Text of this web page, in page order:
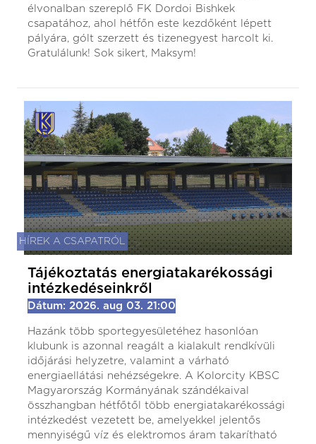
élvonalban szereplő FK Dordoi Bishkek
csapatához, ahol hétfőn este kezdőként lépett
pályára, gólt szerzett és tizenegyest harcolt ki.
Gratulálunk! Sok sikert, Maksym!
HÍREK A CSAPATRÓL
Tájékoztatás energiatakarékossági
intézkedéseinkről
Dátum: 2026. aug 03. 21:00
Hazánk több sportegyesületéhez hasonlóan
klubunk is azonnal reagált a kialakult rendkívüli
időjárási helyzetre, valamint a várható
energiaellátási nehézségekre. A Kolorcity KBSC
Magyarország Kormányának szándékaival
összhangban hétfőtől több energiatakarékossági
intézkedést vezetett be, amelyekkel jelentős
mennyiségű víz és elektromos áram takarítható